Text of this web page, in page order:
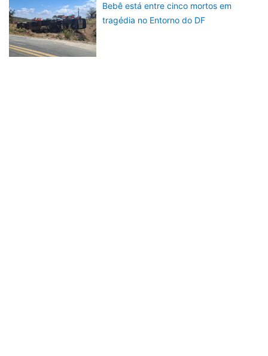
Bebê está entre cinco mortos em
tragédia no Entorno do DF